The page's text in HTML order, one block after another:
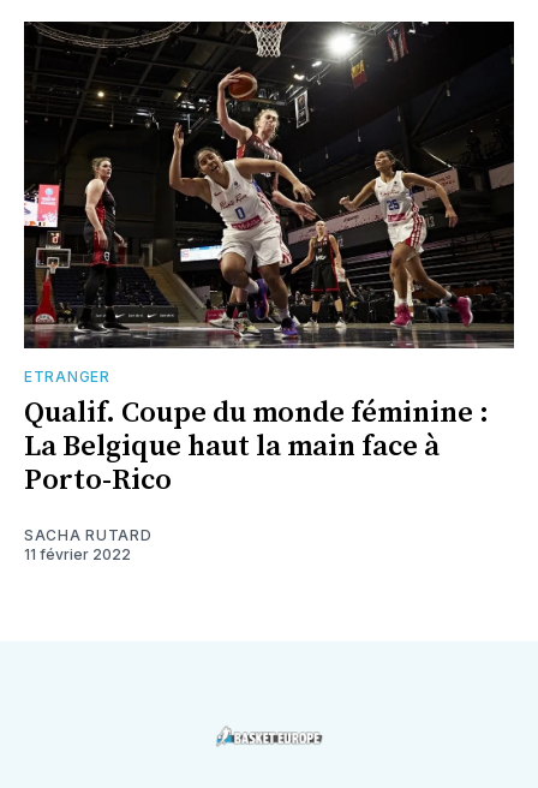
ETRANGER
Qualif. Coupe du monde féminine :
La Belgique haut la main face à
Porto-Rico
SACHA RUTARD
11 février 2022